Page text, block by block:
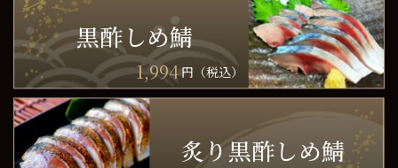
黒酢しめ鯖
1,994円（税込）
炙り黒酢しめ鯖